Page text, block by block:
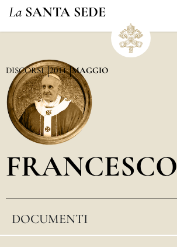
La SANTA SEDE
DISCORSI 2014 MAGGIO
FRANCESCO
DOCUMENTI